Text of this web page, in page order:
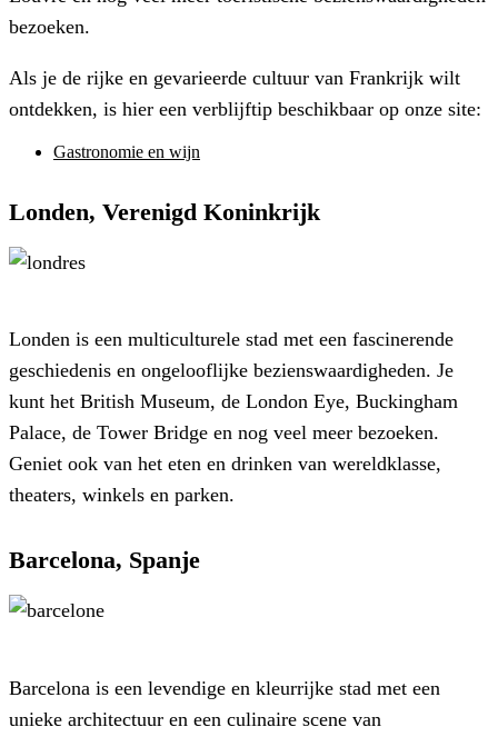
bezoeken.
Als je de rijke en gevarieerde cultuur van Frankrijk wilt
ontdekken, is hier een verblijftip beschikbaar op onze site:
Gastronomie en wijn
Londen, Verenigd Koninkrijk
Londen is een multiculturele stad met een fascinerende
geschiedenis en ongelooflijke bezienswaardigheden. Je
kunt het British Museum, de London Eye, Buckingham
Palace, de Tower Bridge en nog veel meer bezoeken.
Geniet ook van het eten en drinken van wereldklasse,
theaters, winkels en parken.
Barcelona, Spanje
Barcelona is een levendige en kleurrijke stad met een
unieke architectuur en een culinaire scene van